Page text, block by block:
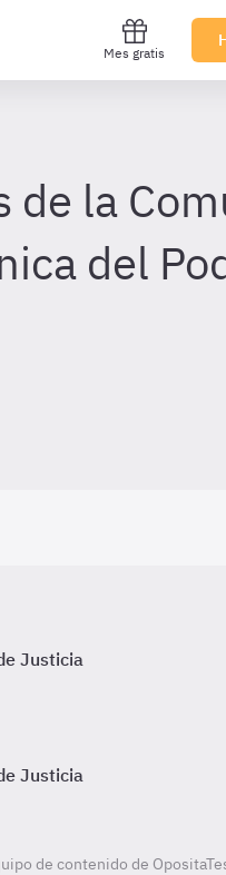
Mes gratis
la
del
Justicia
Justicia
de contenido de